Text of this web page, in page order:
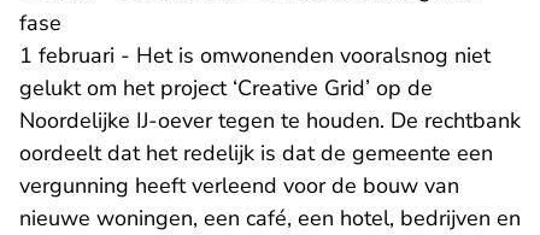
fase
1 februari - Het is omwonenden vooralsnog niet
gelukt om het project ‘Creative Grid’ op de
Noordelijke IJ-oever tegen te houden. De rechtbank
oordeelt dat het redelijk is dat de gemeente een
vergunning heeft verleend voor de bouw van
nieuwe woningen, een café, een hotel, bedrijven en